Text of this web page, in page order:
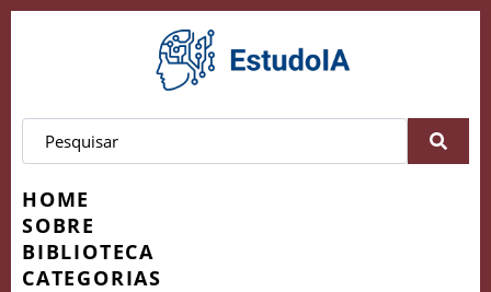
HOME
SOBRE
BIBLIOTECA
CATEGORIAS